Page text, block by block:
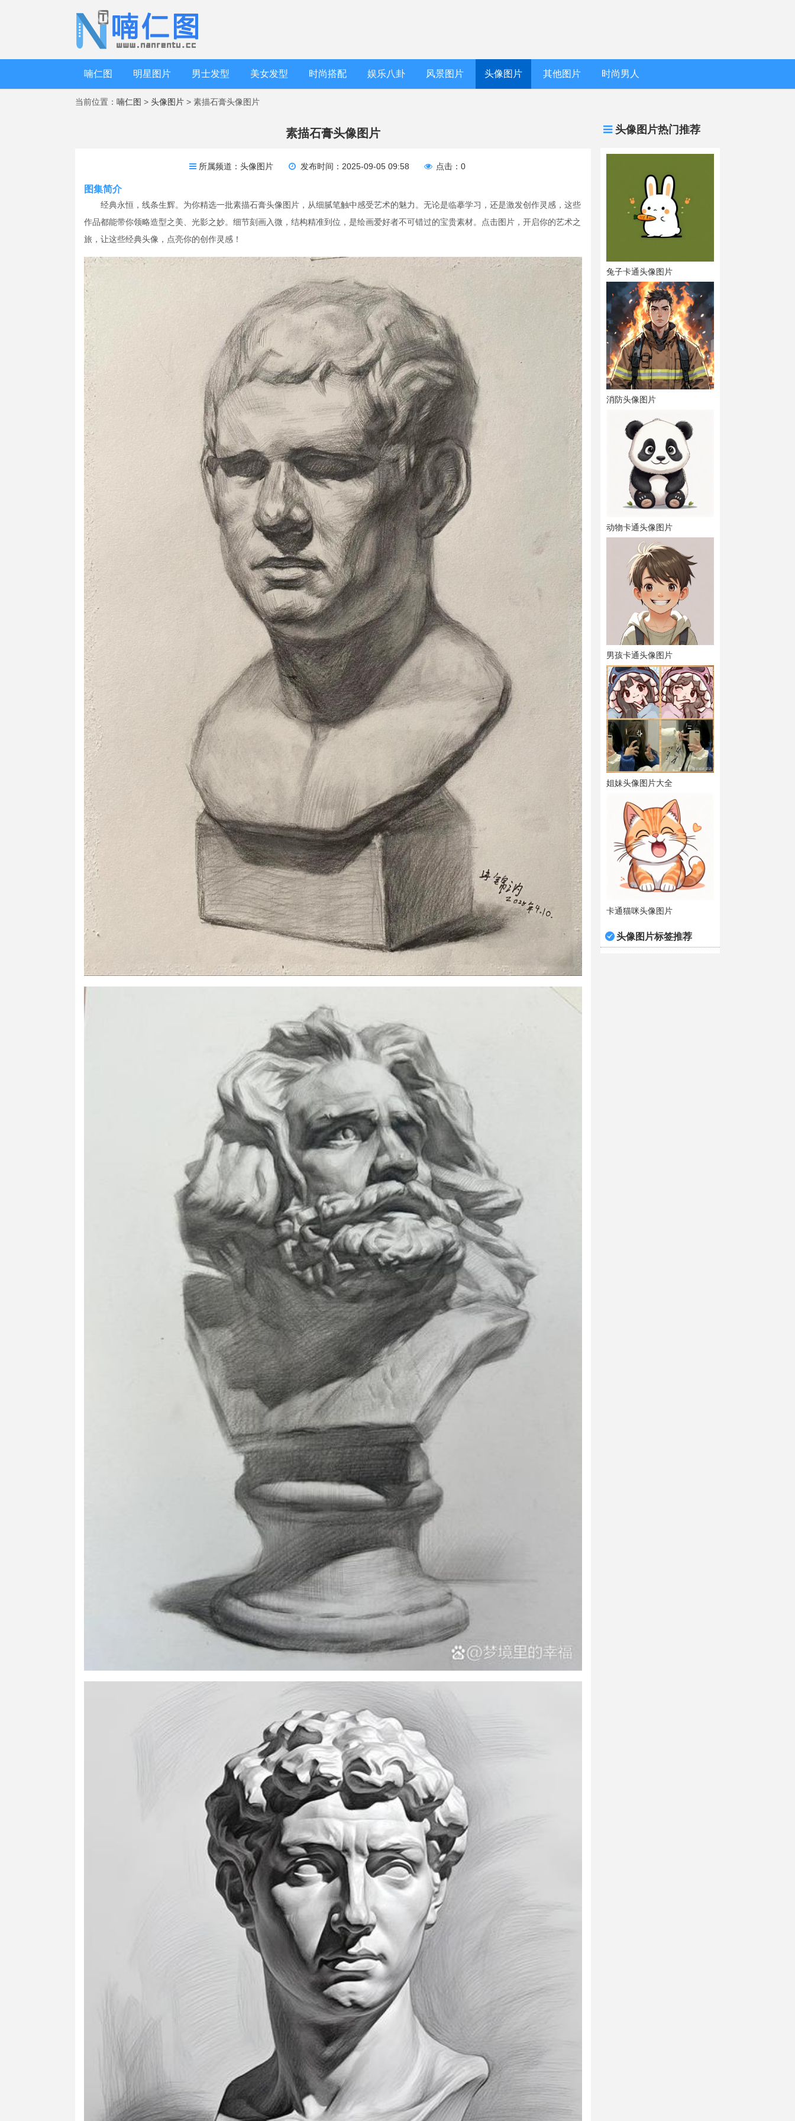
喃仁图 明星图片 男士发型 美女发型 时尚搭配 娱乐八卦 风景图片 头像图片 其他图片 时尚男人
当前位置： 喃仁图 > 头像图片 > 素描石膏头像图片
头像图片热门推荐
兔子卡通头像图片
消防头像图片
动物卡通头像图片
男孩卡通头像图片
姐妹头像图片大全
卡通猫咪头像图片
头像图片标签推荐
素描石膏头像图片
所属频道：头像图片 发布时间：2025-09-05 09:58 点击：0
图集简介
经典永恒，线条生辉。为你精选一批素描石膏头像图片，从细腻笔触中感受艺术的魅力。无论是临摹学习，还是激发创作灵感，这些
作品都能带你领略造型之美、光影之妙。细节刻画入微，结构精准到位，是绘画爱好者不可错过的宝贵素材。点击图片，开启你的艺术之
旅，让这些经典头像，点亮你的创作灵感！